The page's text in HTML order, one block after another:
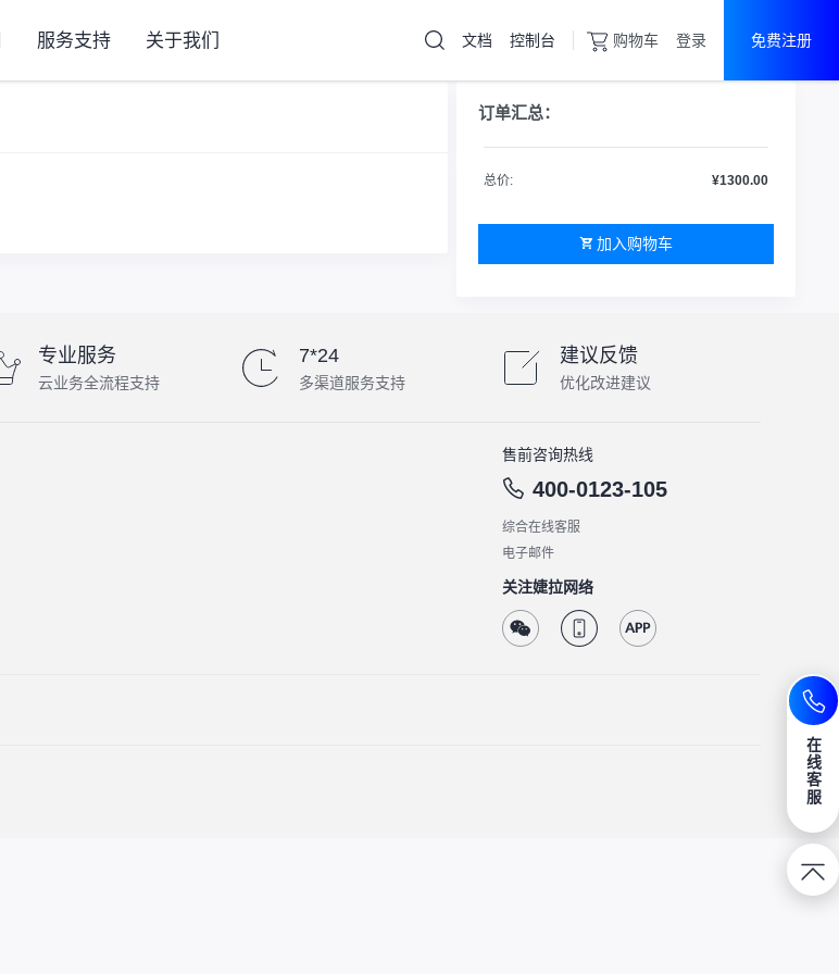
服务支持 关于我们
控制台
高防服务器
文档 控制台 购物车 登录 免费注册
订单汇总：
总价: ¥1300.00
加入购物车
专业服务
云业务全流程支持
7*24
多渠道服务支持
建议反馈
优化改进建议
售前咨询热线
400-0123-105
综合在线客服
电子邮件
关注婕拉网络
在
线
客
服